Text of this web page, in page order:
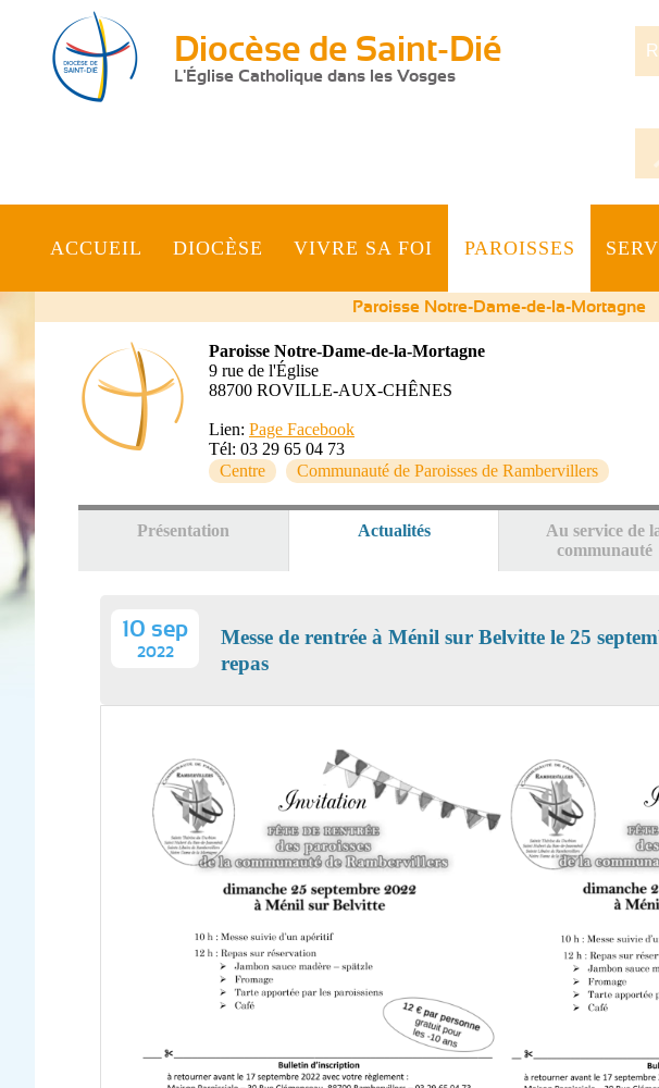
Diocèse de Saint-Dié
L'Église Catholique dans les Vosges
ACCUEIL DIOCÈSE VIVRE SA FOI PAROISSES
Vous
êtes
Paroisse Notre-Dame-de-la-Mortagne
Paroisse Notre-Dame-de-la-Mortagne
9 rue de l'Église
88700 ROVILLE-AUX-CHÊNES
Lien: Page Facebook
Tél: 03 29 65 04 73
Centre
Communauté de Paroisses de Rambervillers
Présentation Actualités(onglet
Au service de
communauté
10 sep
2022
Messe de rentrée à Ménil sur Belvitte le 25
repas